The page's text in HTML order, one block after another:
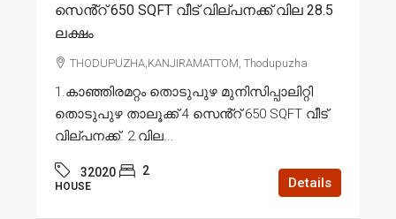
സെൻ്റ് 650 SQFT വീട് വില്പനക്ക് വില 28.5
ലക്ഷം
THODUPUZHA,KANJIRAMATTOM, Thodupuzha
1.കാഞ്ഞിരമറ്റം തൊടുപുഴ മുനിസിപ്പാലിറ്റി
തൊടുപുഴ താലൂക്ക് 4 സെൻ്റ് 650 SQFT വീട്
വില്പനക്ക്. 2.വില...
32020 2
HOUSE Details